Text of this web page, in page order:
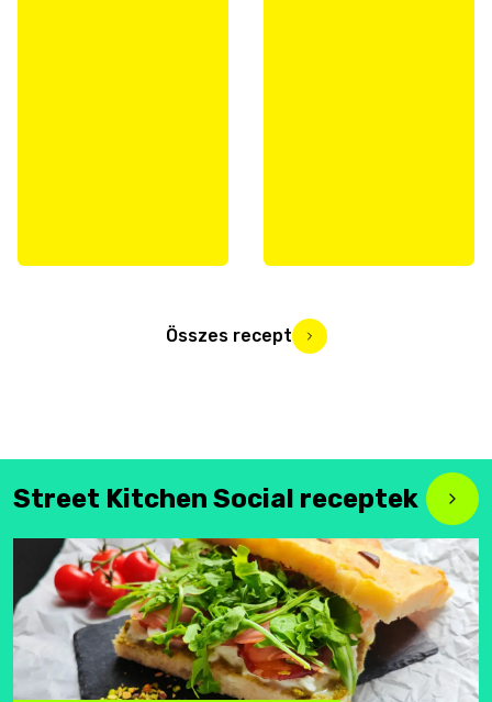
Összes recept
Street Kitchen Social receptek